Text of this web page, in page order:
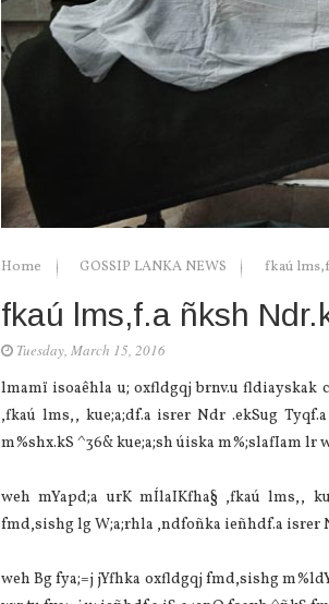
Home GOSSIP LANKA NEWS fkaú
fkaú lms,f.a ñksh
Tuesday, March 15, 2016
lmamï isoaêhla‌ u; oxfldgqj brnv.u fldia‌yskak
,fkaú lms,, kue;a;df.a isrer Ndr .ekSug
m%shx.kS ^36& kue;a;sh úiska m%;sla‍fIam lr
weh mYapd;a urK mÍla‍IKfha§ ,fkaú lms,,
fmd,sishg lg W;a;rhla‌ ,ndfoñka ieñhdf.a isrer
weh Bg fya;=j jYfhka oxfldgqj fmd,sishg